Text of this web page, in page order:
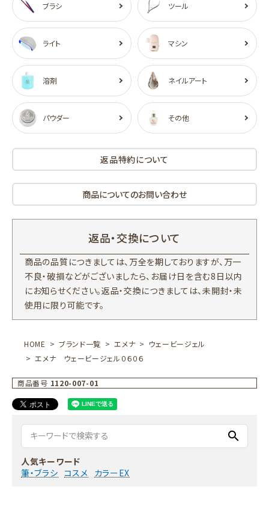
ブラシ ツール
ライト マシン
溶剤 ネイルアート
パウダー その他
返品特約について
商品についてのお問い合わせ
返品・交換について
商品の品質につきましては、万全を期しておりますが、万一
不良・破損などがございましたら、お届け日を含む8日以内
にお知らせください。返品・交換につきましては、未開封・未
使用に限り可能です。
HOME ブランド一覧 エメナ
ウェービージェル
エメナ ウェービージェル０６０６
商品番号 1120-007-01
search
人気キーワード
筆・ブラシ コスメ カラーEX